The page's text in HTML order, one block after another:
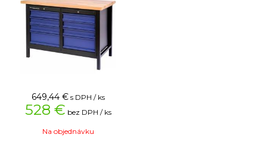
649,44 € s DPH / ks
528 € bez DPH / ks
Na objednávku